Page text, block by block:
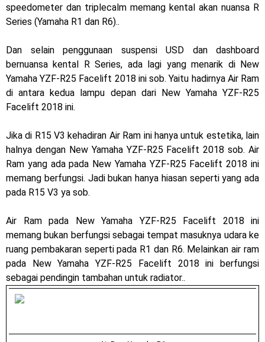
Yamaha Nmax Turbo 155 sudah lahir, Aerox Turbo hanya
Honda Indonesia resmi jual New CBR 1000RR-R Fireblade
2025, harganya mantap !
Dukung MotoGP Mandalika 2024, AHM serahkan 10 unit
Yamaha Indonesia resmi luncurkan Nmax 155 Turbo
Sudah pakai winglet Karbon, Yamaha resmi merilis YZF-R1
Begini penampakan livery Kawasaki Ninja ZX-25RR KRT
Edition 2025
speedometer dan triplecalm memang kental akan nuansa R
Series (Yamaha R1 dan R6)..
Dan selain penggunaan suspensi USD dan dashboard
bernuansa kental R Series, ada lagi yang menarik di New
Yamaha YZF-R25 Facelift 2018 ini sob. Yaitu hadirnya Air Ram
di antara kedua lampu depan dari New Yamaha YZF-R25
Facelift 2018 ini.
Jika di R15 V3 kehadiran Air Ram ini hanya untuk estetika, lain
halnya dengan New Yamaha YZF-R25 Facelift 2018 sob. Air
Ram yang ada pada New Yamaha YZF-R25 Facelift 2018 ini
memang berfungsi. Jadi bukan hanya hiasan seperti yang ada
pada R15 V3 ya sob.
Air Ram pada New Yamaha YZF-R25 Facelift 2018 ini
memang bukan berfungsi sebagai tempat masuknya udara ke
ruang pembakaran seperti pada R1 dan R6. Melainkan air ram
pada New Yamaha YZF-R25 Facelift 2018 ini berfungsi
sebagai pendingin tambahan untuk radiator..